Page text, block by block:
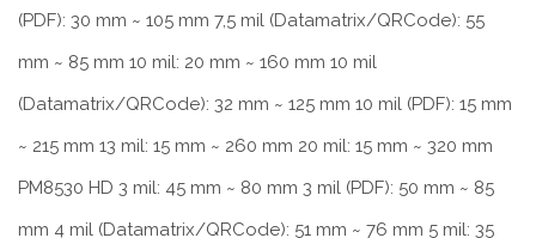
(PDF): 30 mm ~ 105 mm 7,5 mil (Datamatrix/QRCode): 55
mm ~ 85 mm 10 mil: 20 mm ~ 160 mm 10 mil
(Datamatrix/QRCode): 32 mm ~ 125 mm 10 mil (PDF): 15 mm
~ 215 mm 13 mil: 15 mm ~ 260 mm 20 mil: 15 mm ~ 320 mm
PM8530 HD 3 mil: 45 mm ~ 80 mm 3 mil (PDF): 50 mm ~ 85
mm 4 mil (Datamatrix/QRCode): 51 mm ~ 76 mm 5 mil: 35